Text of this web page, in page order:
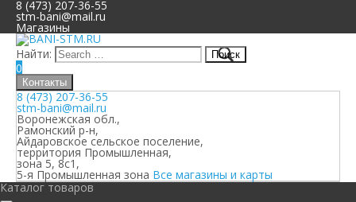
8 (473) 207-36-55
stm-bani@mail.ru
Магазины
Найти:
0
Контакты
8 (473) 207-36-55
stm-bani@mail.ru
Воронежская обл.,
Рамонский р-н,
Айдаровское сельское поселение,
территория Промышленная,
зона 5, 8с1,
5-я Промышленная зона Все магазины и карты
Каталог товаров